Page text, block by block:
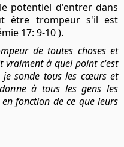
potentiel d'entrer dans
être trompeur s'il est
17: 9-10 ).
de toutes choses et
vraiment à quel point c'est
je sonde tous les cœurs et
à tous les gens les
enfonction de ce que leurs